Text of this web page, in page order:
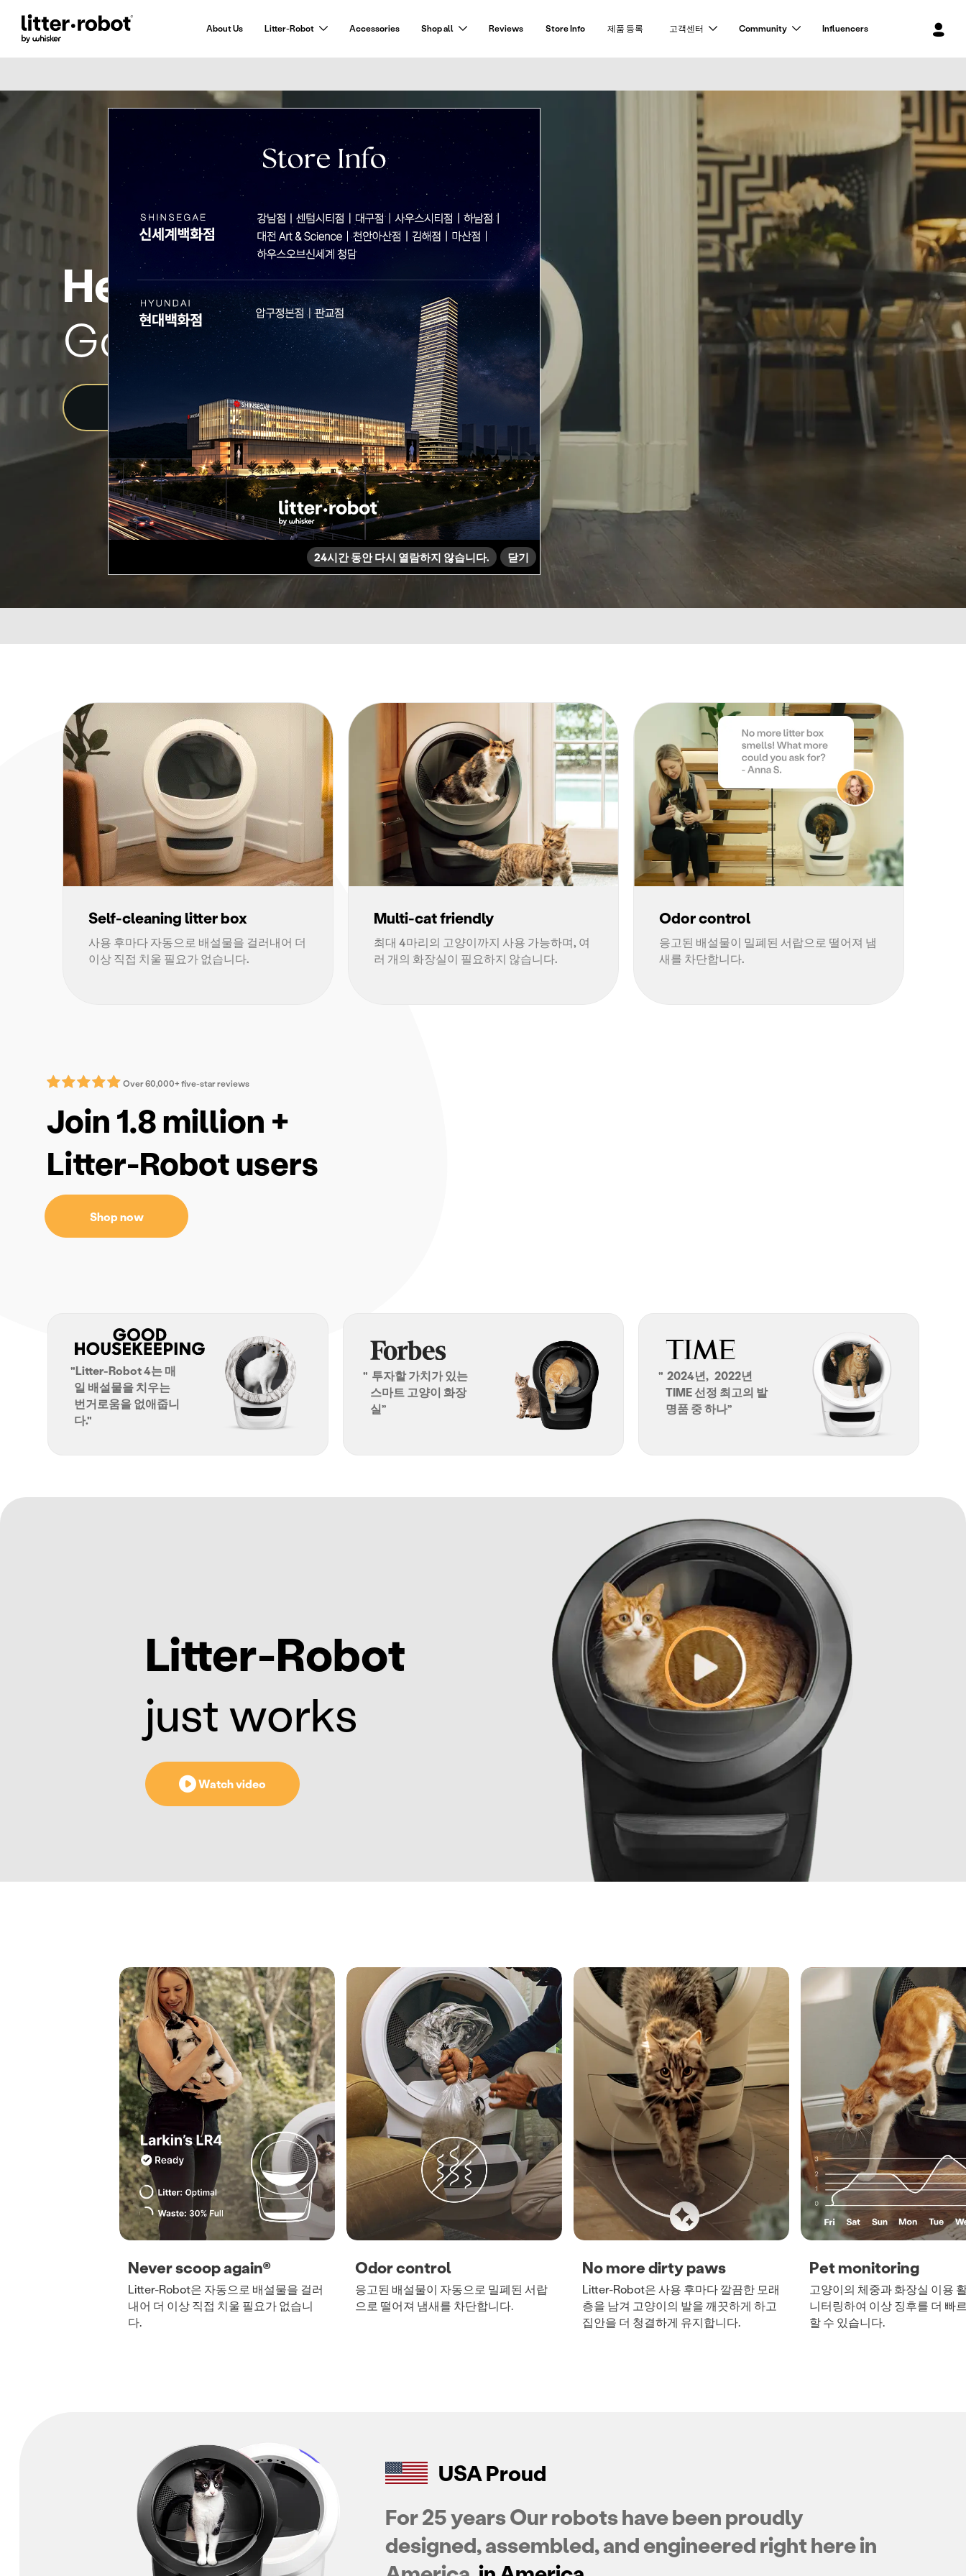
Content
About Us Litter-Robot Accessories Shop all Reviews Store Info 제품 등록 고객센터 Community Influencers 그
24시간 동안 다시 열람하지 않습니다. 닫기
Hello Litter-Robot®
Goodbye litter box
Self-cleaning litter box
사용 후마다 자동으로 배설물을 걸러내어 더
이상 직접 치울 필요가 없습니다.
Multi-cat friendly
최대 4마리의 고양이까지 사용 가능하며, 여
러 개의 화장실이 필요하지 않습니다.
Odor control
응고된 배설물이 밀폐된 서랍으로 떨어져 냄
새를 차단합니다.
Over 60,000+ five-star reviews
Join 1.8 million +
Litter-Robot users
Shop now
"Litter-Robot 4는 매
일 배설물을 치우는
번거로움을 없애줍니
다."
" 투자할 가치가 있는
스마트 고양이 화장
실”
" 2024년, 2022년
TIME 선정 최고의 발
명품 중 하나”
Litter-Robot
just works
Watch video
Never scoop again®
Litter-Robot은 자동으로 배설물을 걸러
내어 더 이상 직접 치울 필요가 없습니
다.
Odor control
응고된 배설물이 자동으로 밀폐된 서랍
으로 떨어져 냄새를 차단합니다.
No more dirty paws
Litter-Robot은 사용 후마다 깔끔한 모래
층을 남겨 고양이의 발을 깨끗하게 하고
집안을 더 청결하게 유지합니다.
Pet monitoring
고양이의 체중과 화장실 이용
니터링하여 이상 징후를 더 빠
할 수 있습니다.
USA Proud
For 25 years Our robots have been proudly
designed, assembled, and engineered right here in